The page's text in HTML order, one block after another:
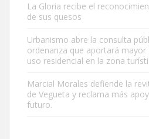
Busco adopción responsable para mi
Leales.org » Gran Canaria | 6.7.2025
La Gloria recibe el
de sus quesos
Urbanismo abre la consulta
ordenanza que aportará mayor
uso residencial en la zona
Marcial Morales defiende la
de Vegueta y reclama más
futuro.